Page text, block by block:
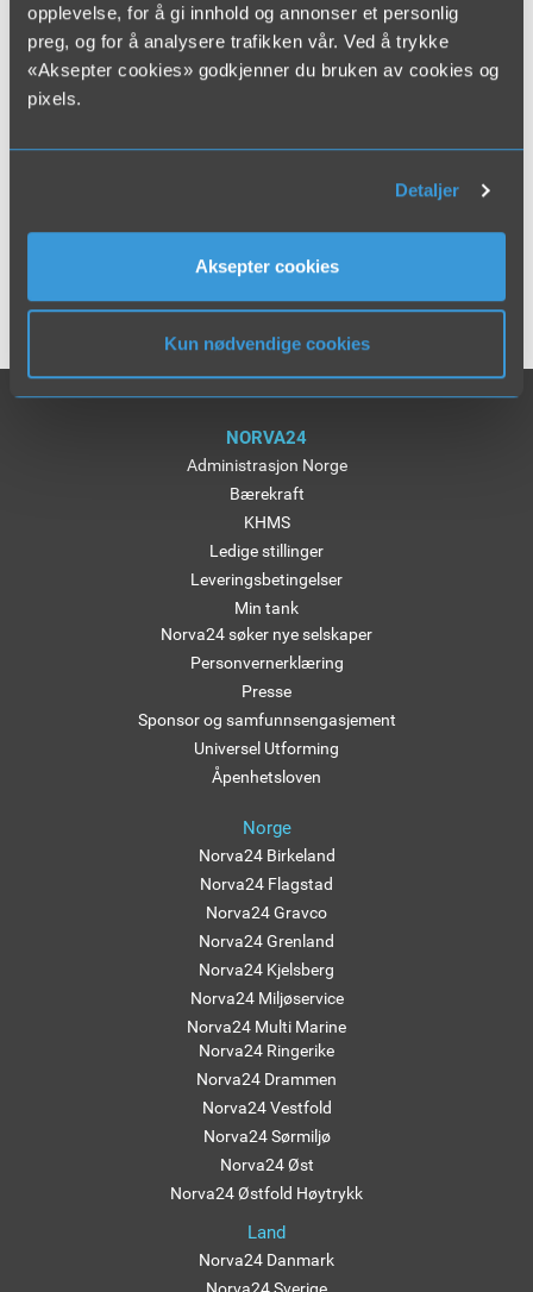
opplevelse, for å gi innhold og annonser et personlig
preg, og for å analysere trafikken vår. Ved å trykke
«Aksepter cookies» godkjenner du bruken av cookies og
pixels.
Detaljer
Aksepter cookies
Kun nødvendige cookies
Har du frosne rør?Kontakt oss, vi hjelper deg!
Send Forespørsel
NORVA24
Administrasjon Norge
Bærekraft
KHMS
Ledige stillinger
Leveringsbetingelser
Min tank
Norva24 søker nye selskaper
Personvernerklæring
Presse
Sponsor og samfunnsengasjement
Universel Utforming
Åpenhetsloven
Norge
Norva24 Birkeland
Norva24 Flagstad
Norva24 Gravco
Norva24 Grenland
Norva24 Kjelsberg
Norva24 Miljøservice
Norva24 Multi Marine
Norva24 Ringerike
Norva24 Drammen
Norva24 Vestfold
Norva24 Sørmiljø
Norva24 Øst
Norva24 Østfold Høytrykk
Land
Norva24 Danmark
Norva24 Sverige